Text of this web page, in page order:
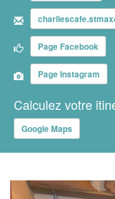
Page Facebook
Page Instagram
Calculez votre
Google Maps